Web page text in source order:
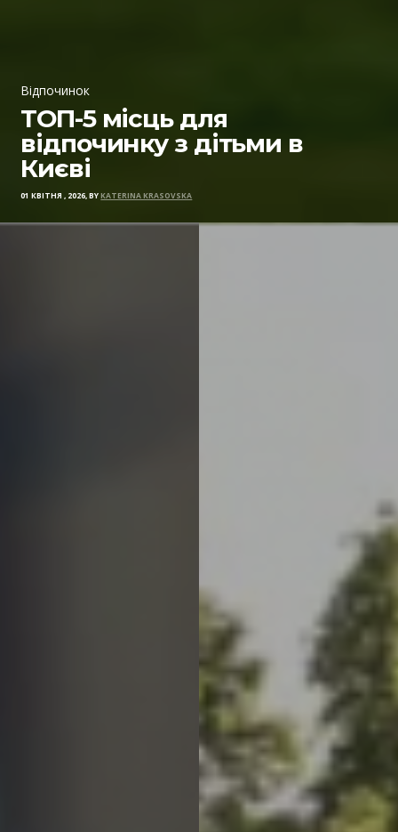
Відпочинок
ТОП-5 місць для
відпочинку з дітьми в
Києві
01 КВІТНЯ , 2026, BYKATERINA KRASOVSKA